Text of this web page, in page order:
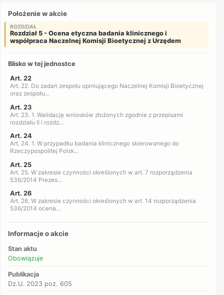
Położenie w akcie
ROZDZIAŁ
Rozdział 5 - Ocena etyczna badania klinicznego i
współpraca Naczelnej Komisji Bioetycznej z Urzędem
Blisko w tej jednostce
Art. 22
Art. 22. Do zadań zespołu opiniującego Naczelnej Komisji Bioetycznej
oraz zespołu...
Art. 23
Art. 23. 1. Walidację wniosków złożonych zgodnie z przepisami
rozdziału II i rozdz...
Art. 24
Art. 24. 1. W przypadku badania klinicznego skierowanego do
Rzeczypospolitej Polsk...
Art. 25
Art. 25. W zakresie czynności określonych w art. 7 rozporządzenia
536/2014 Prezes...
Art. 26
Art. 26. W zakresie czynności określonych w art. 14 rozporządzenia
536/2014 ocena...
Informacje o akcie
Stan aktu
Obowiązuje
Publikacja
Dz.U. 2023 poz. 605